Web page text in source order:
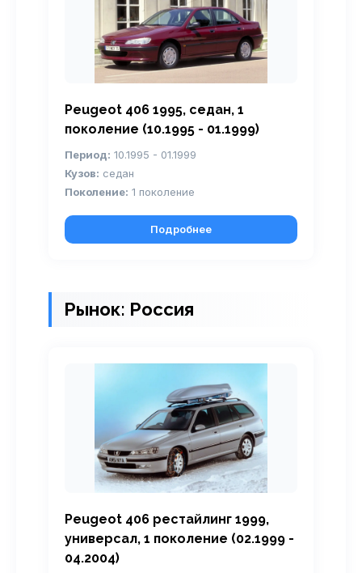
Peugeot 406 1995, седан, 1
поколение (10.1995 - 01.1999)
Период: 10.1995 - 01.1999
Кузов: седан
Поколение: 1 поколение
Подробнее
Рынок: Россия
Peugeot 406 рестайлинг 1999,
универсал, 1 поколение (02.1999 -
04.2004)